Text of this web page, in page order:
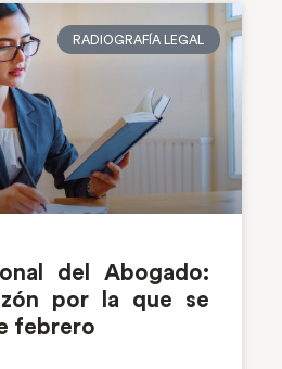
RADIOGRAFÍA LEGAL
del Abogado:
por la que se
febrero